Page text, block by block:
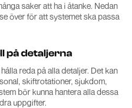
saker att ha i åtanke. Nedan
över för att systemet ska passa
på detaljerna
reda på alla detaljer. Det kan
skiftrotationer, sjukdom,
bör kunna hantera alla dessa
uppgifter.